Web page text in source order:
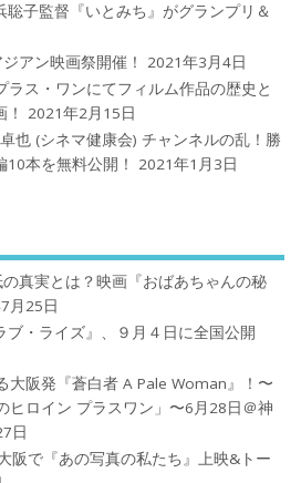
子監督『いとみち』がグランプリ＆
アン映画祭開催！
2021年3月4日
ス・ワンにてフィルム作品の歴史と
2021年2月15日
也 (シネマ健康会) チャンネルの乱！勝
本を無料公開！
2021年1月3日
真実とは？映画『おばあちゃんの秘
月25日
・ライズ』、９月４日に全国公開
大阪発『蒼白者 A Pale Woman』！〜
ヒロイン プラスワン」〜6月28日＠神
日
阪で『あの写真の私たち』上映&トー